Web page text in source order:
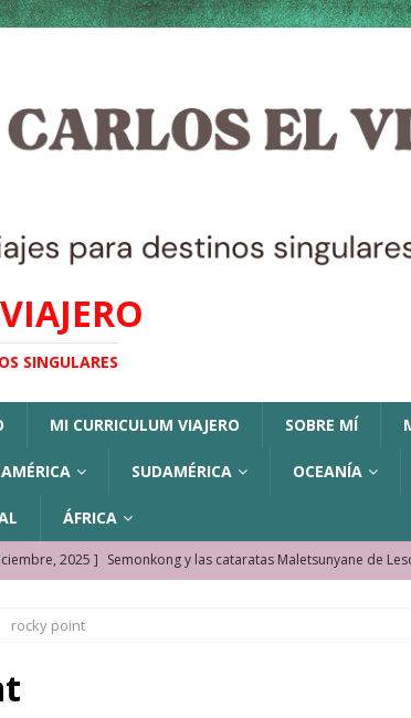
SINGULARES
MI CURRICULUM VIAJERO SOBRE MÍ
SUDAMÉRICA OCEANÍA
ÁFRICA
2025 ] Semonkong y las cataratas Maletsunyane de
2025 ]
rocky point